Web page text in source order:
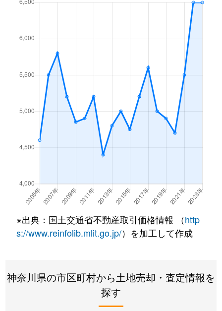
※出典：国土交通省不動産取引価格情報 （http
s://www.reinfolib.mlit.go.jp/）を加工して作成
神奈川県の市区町村から土地売却・査定情報を
探す